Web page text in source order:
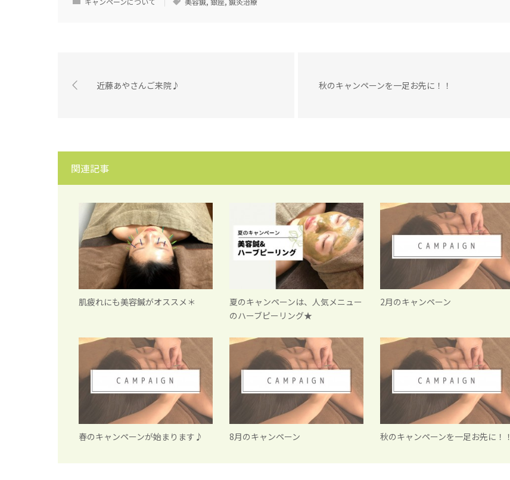
近藤あやさんご来院♪ 秋のキャンペーンを一足お先に！！
関連記事
肌疲れにも美容鍼がオススメ＊
夏のキャンペーンは、人気メニュー
のハーブピーリング★
2月のキャンペーン
春のキャンペーンが始まります♪ 8月のキャンペーン 秋のキャンペーンを一足お先に！！